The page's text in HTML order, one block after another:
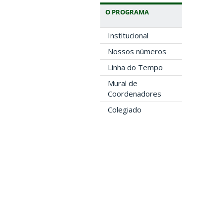
O PROGRAMA
Institucional
Nossos números
Linha do Tempo
Mural de
Coordenadores
Colegiado